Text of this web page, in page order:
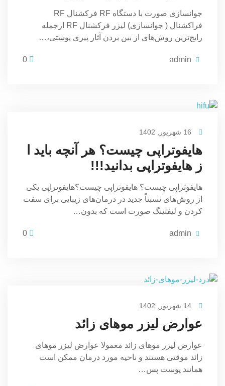
جوانسازی صورت با دستگاه RF فرکشنال RF
فراکشنال ( جوانسازی) لیزر فرکشنال RF ازجمله
رایج‌ترین روش‌های از بین بردن آثار پیری پوستی،…
admin
هایفوتراپی چیست؟ هر آنچه باید ا
ز هایفوتراپی بدانید!!!
هایفوتراپی چیست؟ هایفوتراپی چیست؟هایفوتراپی یکی
از روش‌های نسبتاً جدید در درمان‌های زیبایی برای سفت
کردن و لیفتینگ صورت است که بدون…
admin
عوارض لیزر موهای زائد
عوارض لیزر موهای زائد معمولا عوارض لیزر موهای
زائد موقتی هستند و ناحیه مورد درمان ممکن است
همانند پوست پس…